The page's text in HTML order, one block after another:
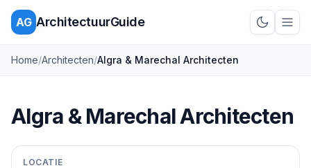
AG ArchitectuurGuide
Schakel
Home/Architecten/Algra & Marechal Architecten
Algra & Marechal Architecten
LOCATIE